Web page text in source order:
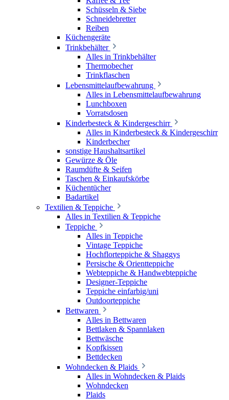
Schüsseln & Siebe
Schneidebretter
Reiben
Küchengeräte
Trinkbehälter
Alles in Trinkbehälter
Thermobecher
Trinkflaschen
Lebensmittelaufbewahrung
Alles in Lebensmittelaufbewahrung
Lunchboxen
Vorratsdosen
Kinderbesteck & Kindergeschirr
Alles in Kinderbesteck & Kindergeschirr
Kinderbecher
sonstige Haushaltsartikel
Gewürze & Öle
Raumdüfte & Seifen
Taschen & Einkaufskörbe
Küchentücher
Badartikel
Textilien & Teppiche
Alles in Textilien & Teppiche
Teppiche
Alles in Teppiche
Vintage Teppiche
Hochflorteppiche & Shaggys
Persische & Orientteppiche
Webteppiche & Handwebteppiche
Designer-Teppiche
Teppiche einfarbig/uni
Outdoorteppiche
Bettwaren
Alles in Bettwaren
Bettlaken & Spannlaken
Bettwäsche
Kopfkissen
Bettdecken
Wohndecken & Plaids
Alles in Wohndecken & Plaids
Wohndecken
Plaids